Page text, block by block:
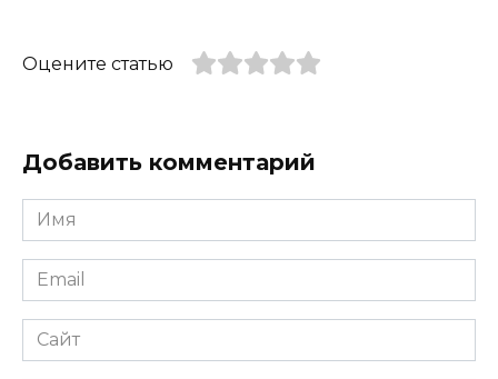
Оцените статью
Добавить комментарий
Имя
*
Email
*
Сайт